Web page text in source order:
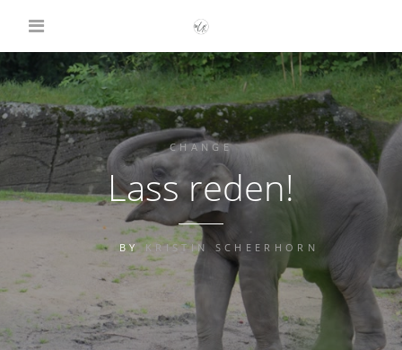
CHANGE
Lass reden!
BYKRISTIN SCHEERHORN